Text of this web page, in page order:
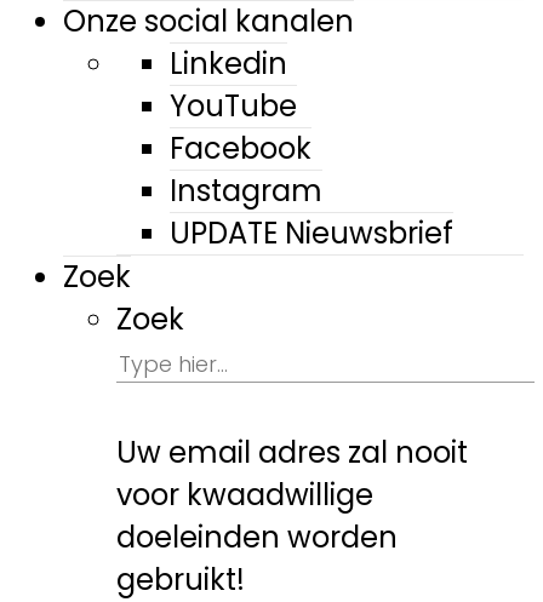
Onze social kanalen
Linkedin
YouTube
Facebook
Instagram
UPDATE Nieuwsbrief
Zoek
Zoek
Uw email adres zal nooit
voor kwaadwillige
doeleinden worden
gebruikt!